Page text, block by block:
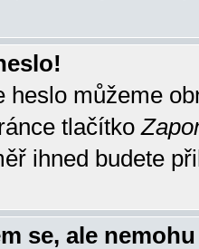
heslo můžeme
tlačítko
ihned budete
se, ale